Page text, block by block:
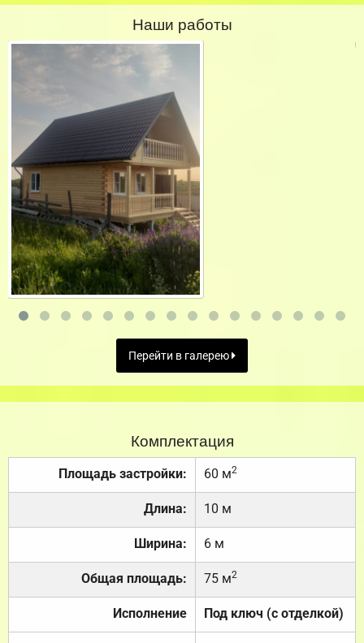
Наши работы
Перейти в галерею
Комплектация
Площадь застройки: 60 м2
Длина: 10 м
Ширина: 6 м
Общая площадь: 75 м2
Исполнение Под ключ (с отделкой)